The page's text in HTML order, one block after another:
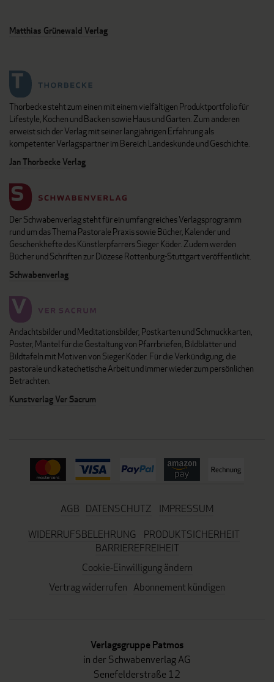
Matthias Grünewald Verlag
Thorbecke steht zum einen mit einem vielfältigen Produktportfolio für
Lifestyle, Kochen und Backen sowie Haus und Garten. Zum anderen
erweist sich der Verlag mit seiner langjährigen Erfahrung als
kompetenter Verlagspartner im Bereich Landeskunde und Geschichte.
Jan Thorbecke Verlag
Der Schwabenverlag steht für ein umfangreiches Verlagsprogramm
rund um das Thema Pastorale Praxis sowie Bücher, Kalender und
Geschenkhefte des Künstlerpfarrers Sieger Köder. Zudem werden
Bücher und Schriften zur Diözese Rottenburg-Stuttgart veröffentlicht.
Schwabenverlag
Andachtsbilder und Meditationsbilder, Postkarten und Schmuckkarten,
Poster, Mäntel für die Gestaltung von Pfarrbriefen, Bildblätter und
Bildtafeln mit Motiven von Sieger Köder. Für die Verkündigung, die
pastorale und katechetische Arbeit und immer wieder zum persönlichen
Betrachten.
Kunstverlag Ver Sacrum
AGB DATENSCHUTZ
IMPRESSUM
WIDERRUFSBELEHRUNG
PRODUKTSICHERHEIT
BARRIEREFREIHEIT
Cookie-Einwilligung ändern
Vertrag widerrufen Abonnement kündigen
Verlagsgruppe Patmos
in der Schwabenverlag AG
Senefelderstraße 12